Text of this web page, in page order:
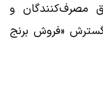
مصرف‌کنندگان و
گسترش «فروش برنج